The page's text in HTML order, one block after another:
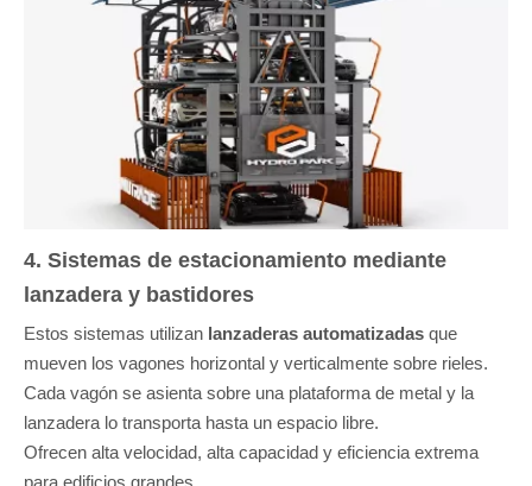
4. Sistemas de estacionamiento mediante
lanzadera y bastidores
Estos sistemas utilizan lanzaderas automatizadas que
mueven los vagones horizontal y verticalmente sobre rieles.
Cada vagón se asienta sobre una plataforma de metal y la
lanzadera lo transporta hasta un espacio libre.
Ofrecen alta velocidad, alta capacidad y eficiencia extrema